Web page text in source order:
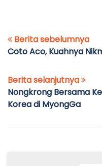
Berita sebelumnya
Coto Aco, Kuahnya
Berita selanjutnya
Nongkrong Bersama
Korea di MyongGa